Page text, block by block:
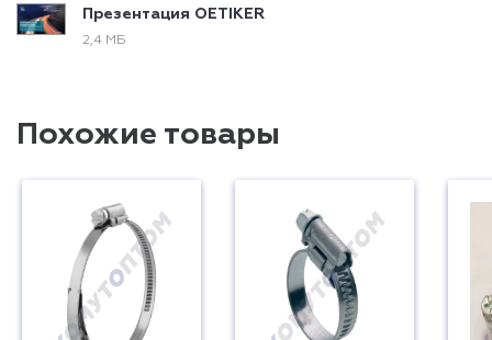
Презентация OETIKER
2,4 МБ
Похожие товары